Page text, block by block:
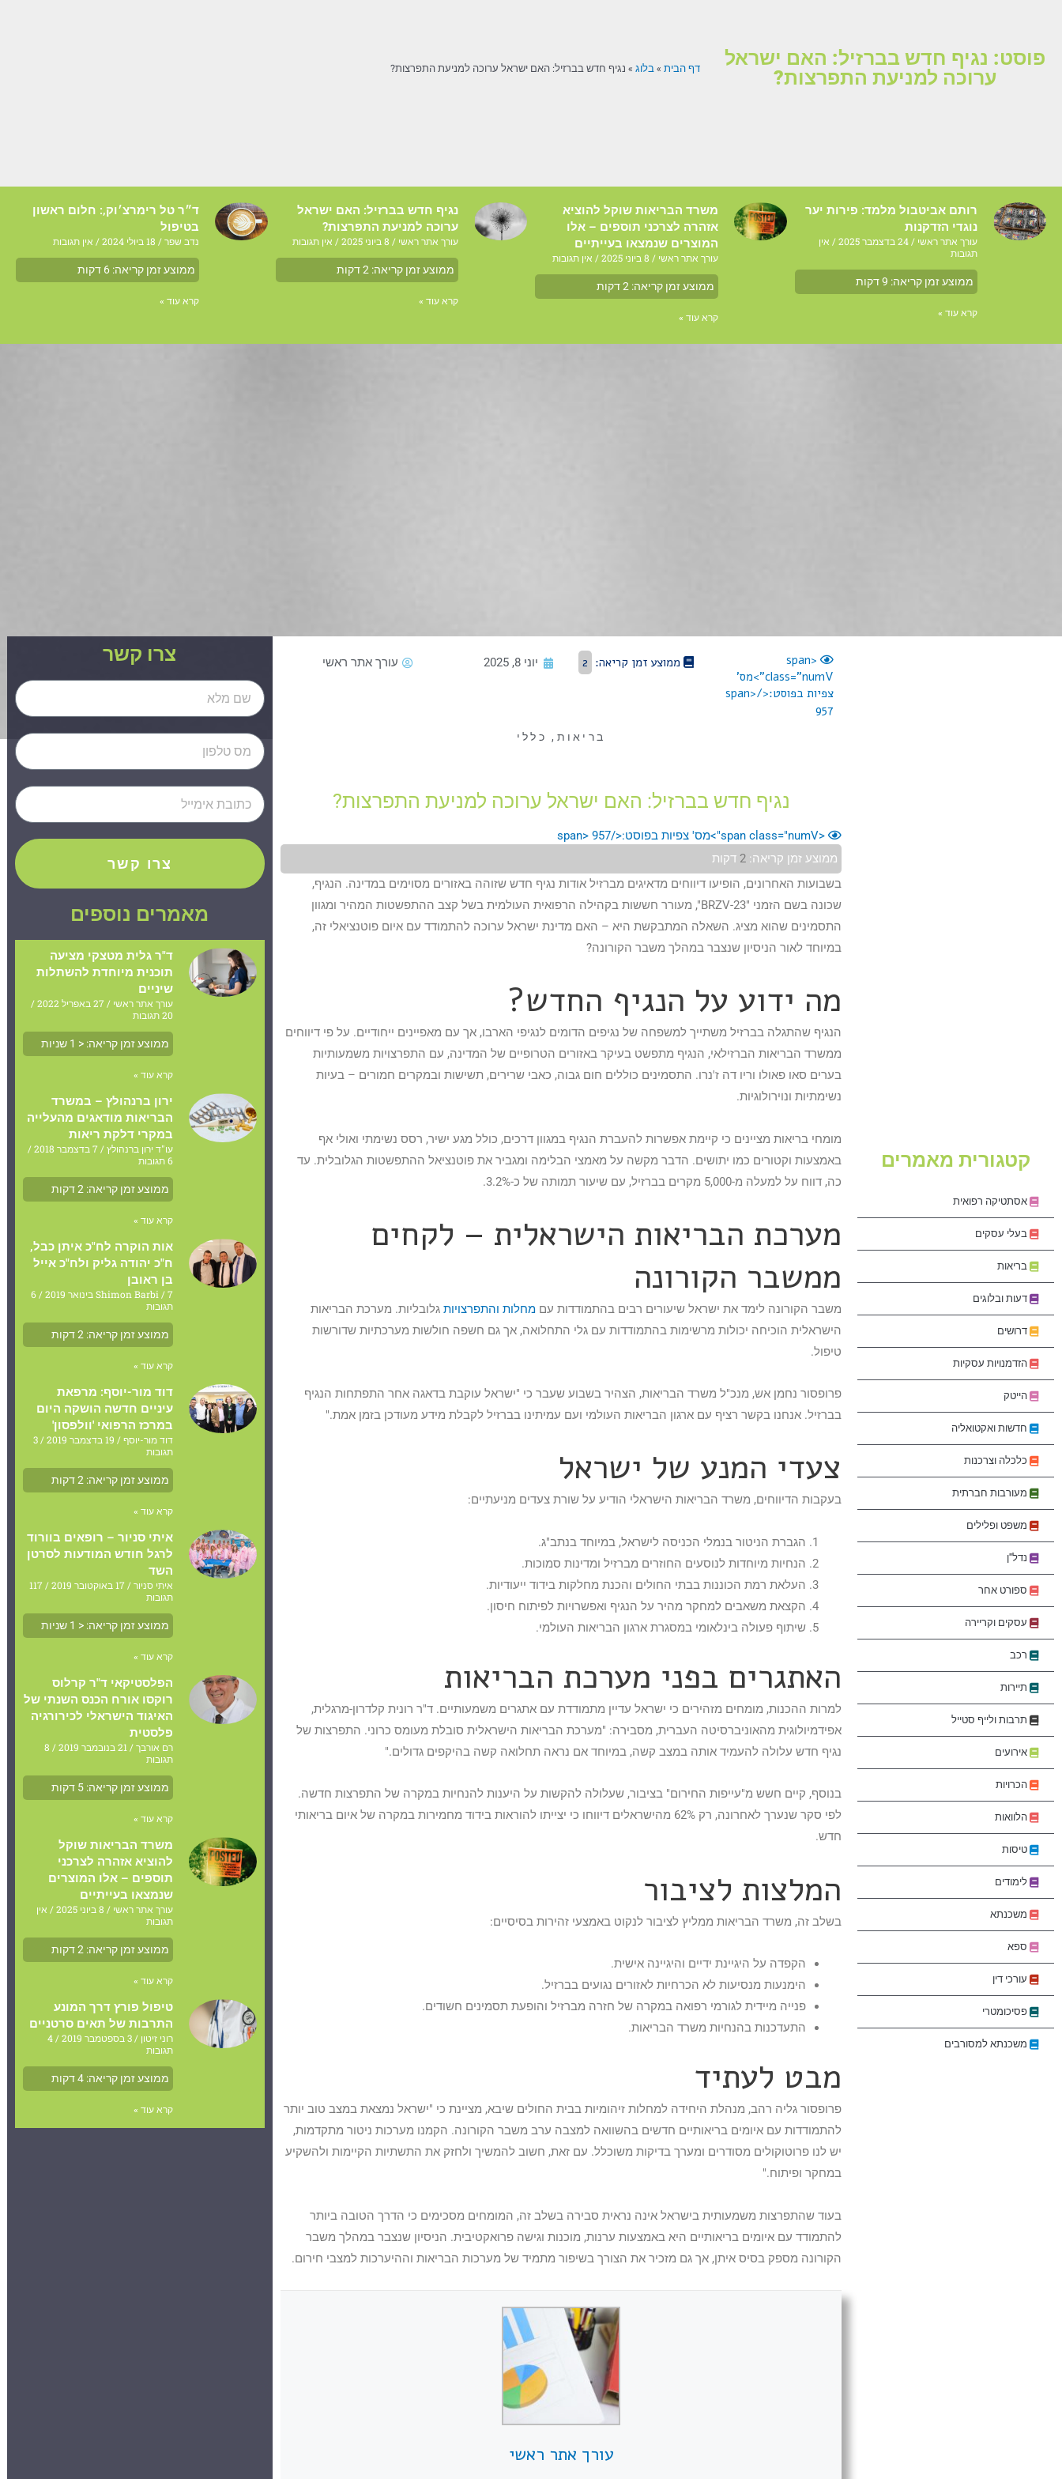
פוסט: נגיף חדש בברזיל: האם ישראל
ערוכה למניעת התפרצות?
דף הבית» בלוג» נגיף חדש בברזיל: האם ישראל ערוכה למניעת התפרצות?
רותם אביטבול מלמד: פירות יער
נוגדי הזדקנות
עורך אתר ראשי 24 בדצמבר 2025
אין
תגובות
ממוצע זמן קריאה: 9דקות
קרא עוד »
משרד הבריאות שוקל להוציא
אזהרה לצרכני תוספים – אלו
המוצרים שנמצאו בעייתיים
עורך אתר ראשי אין תגובות
ממוצע זמן קריאה: 2 דקות
קרא עוד »
נגיף חדש בברזיל: האם ישראל
ערוכה למניעת התפרצות?
עורך אתר ראשי 8 ביוני 2025 אין תגובות
ממוצע זמן קריאה: 2דקות
קרא עוד »
ד״ר טל רימרצ׳וק,: חלום ראשון
בטיפול
נדב שפר אין תגובות
ממוצע זמן קריאה: 6 דקות
קרא עוד »
קטגורית מאמרים
אסתטיקה רפואית
בעלי עסקים
בריאות
דעות ובלוגים
דרושים
הזדמנויות עסקיות
הייטק
חדשות ואקטואליה
כלכלה וצרכנות
מעורבות חברתית
משפט ופלילים
נדל"ן
ספורט אחר
עסקים וקריירה
רכב
תיירות
תרבות ולייף סטייל
אירועים
הכרויות
הלוואות
טיסות
לימודים
משכנתא
ספא
עורכי דין
פסיכומטרי
משכנתא למסורבים
<span
class="numV">מס'
צפיות בפוסט:</span>
957
ממוצע זמן קריאה: 2 יוני 8, 2025 עורך אתר ראשי
בריאות , כללי
נגיף חדש בברזיל: האם ישראל ערוכה למניעת התפרצות?
<span class="numV">מס' צפיות בפוסט:</span>
957
ממוצע זמן קריאה: 2 דקות
בשבועות האחרונים, הופיעו דיווחים מדאיגים מברזיל אודות נגיף חדש שזוהה באזורים מסוימים במדינה. הנגיף,
שכונה בשם הזמני "BRZV-23", מעורר חששות בקהילה הרפואית העולמית בשל קצב ההתפשטות המהיר ומגוון
התסמינים שהוא מציג. השאלה המתבקשת היא – האם מדינת ישראל ערוכה להתמודד עם איום פוטנציאלי זה,
במיוחד לאור הניסיון שנצבר במהלך משבר הקורונה?
מה ידוע על הנגיף החדש?
הנגיף שהתגלה בברזיל משתייך למשפחה של נגיפים הדומים לנגיפי הארבו, אך עם מאפיינים ייחודיים. על פי דיווחים
ממשרד הבריאות הברזילאי, הנגיף מתפשט בעיקר באזורים הטרופיים של המדינה, עם התפרצויות משמעותיות
בערים סאו פאולו וריו דה ז'נרו. התסמינים כוללים חום גבוה, כאבי שרירים, תשישות ובמקרים חמורים – בעיות
נשימתיות ונוירולוגיות.
מומחי בריאות מציינים כי קיימת אפשרות להעברת הנגיף במגוון דרכים, כולל מגע ישיר, רסס נשימתי ואולי אף
באמצעות וקטורים כמו יתושים. הדבר מקשה על מאמצי הבלימה ומגביר את פוטנציאל ההתפשטות הגלובלית. עד
כה, דווח על למעלה מ-5,000 מקרים בברזיל, עם שיעור תמותה של כ-3.2%.
מערכת הבריאות הישראלית – לקחים
ממשבר הקורונה
משבר הקורונה לימד את ישראל שיעורים רבים בהתמודדות עם מחלות והתפרצויותגלובליות. מערכת הבריאות
הישראלית הוכיחה יכולות מרשימות בהתמודדות עם גלי התחלואה, אך גם חשפה חולשות מערכתיות שדורשות
טיפול.
פרופסור נחמן אש, מנכ"ל משרד הבריאות, הצהיר בשבוע שעבר כי "ישראל עוקבת בדאגה אחר התפתחות הנגיף
בברזיל. אנחנו בקשר רציף עם ארגון הבריאות העולמי ועם עמיתינו בברזיל לקבלת מידע מעודכן בזמן אמת."
צעדי המנע של ישראל
בעקבות הדיווחים, משרד הבריאות הישראלי הודיע על שורת צעדים מניעתיים:
הגברת הניטור בנמלי הכניסה לישראל, במיוחד בנתב"ג.
הנחיות מיוחדות לנוסעים החוזרים מברזיל ומדינות סמוכות.
העלאת רמת הכוננות בבתי החולים והכנת מחלקות בידוד ייעודיות.
הקצאת משאבים למחקר מהיר על הנגיף ואפשרויות לפיתוח חיסון.
שיתוף פעולה בינלאומי במסגרת ארגון הבריאות העולמי.
האתגרים בפני מערכת הבריאות
למרות ההכנות, מומחים מזהירים כי ישראל עדיין מתמודדת עם אתגרים משמעותיים. ד"ר רונית קלדרון-מרגלית,
אפידמיולוגית מהאוניברסיטה העברית, מסבירה: "מערכת הבריאות הישראלית סובלת מעומס כרוני. התפרצות של
נגיף חדש עלולה להעמיד אותה במצב קשה, במיוחד אם נראה תחלואה קשה בהיקפים גדולים."
בנוסף, קיים חשש מ"עייפות החירום" בציבור, שעלולה להקשות על היענות להנחיות במקרה של התפרצות חדשה.
לפי סקר שנערך לאחרונה, רק 62% מהישראלים דיווחו כי יצייתו להוראות בידוד מחמירות במקרה של איום בריאותי
חדש.
המלצות לציבור
בשלב זה, משרד הבריאות ממליץ לציבור לנקוט באמצעי זהירות בסיסיים:
הקפדה על היגיינת ידיים והיגיינה אישית.
הימנעות מנסיעות לא הכרחיות לאזורים נגועים בברזיל.
פנייה מיידית לגורמי רפואה במקרה של חזרה מברזיל והופעת תסמינים חשודים.
התעדכנות בהנחיות משרד הבריאות.
מבט לעתיד
פרופסור גליה רהב, מנהלת היחידה למחלות זיהומיות בבית החולים שיבא, מציינת כי "ישראל נמצאת במצב טוב יותר
להתמודדות עם איומים בריאותיים חדשים בהשוואה למצבה ערב משבר הקורונה. הקמנו מערכות ניטור מתקדמות,
יש לנו פרוטוקולים מסודרים ומערך בדיקות משוכלל. עם זאת, חשוב להמשיך ולחזק את התשתיות הקיימות ולהשקיע
במחקר ופיתוח."
בעוד שהתפרצות משמעותית בישראל אינה נראית סבירה בשלב זה, המומחים מסכימים כי הדרך הטובה ביותר
להתמודד עם איומים בריאותיים היא באמצעות ערנות, מוכנות וגישה פרואקטיבית. הניסיון שנצבר במהלך משבר
הקורונה מספק בסיס איתן, אך גם מזכיר את הצורך בשיפור מתמיד של מערכות הבריאות וההיערכות למצבי חירום.
עורך אתר ראשי
צרו קשר
צרו קשר
מאמרים נוספים
ד"ר גלית מטצקי מציעה
תוכנית מיוחדת להשתלות
שיניים
עורך אתר ראשי 27 באפריל 2022
20 תגובות
ממוצע זמן קריאה: < 1 שניות
קרא עוד »
ירון ברנהולץ – במשרד
הבריאות מודאגים מהעלייה
במקרי דלקת ריאות
עו"ד ירון ברנהולץ 7 בדצמבר 2018
6 תגובות
ממוצע זמן קריאה: 2דקות
קרא עוד »
אות הוקרה לח"כ איתן כבל,
ח"כ יהודה גליק ולח"כ אייל
בן ראובן
Shimon Barbi 7 בינואר 2019
6
תגובות
ממוצע זמן קריאה: 2דקות
קרא עוד »
דוד מור-יוסף: מרפאת
עיניים חדשה הושקה היום
במרכז הרפואי 'וולפסון'
דוד מור-יוסף 19 בדצמבר 2019
3
תגובות
ממוצע זמן קריאה: 2דקות
קרא עוד »
איתי סניור – רופאים בוורוד
לרגל חודש המודעות לסרטן
השד
איתי סניור 17 באוקטובר 2019
117
תגובות
ממוצע זמן קריאה: < 1 שניות
קרא עוד »
הפלסטיקאי ד"ר קרלוס
רוקסו אורח הכנס השנתי של
האיגוד הישראלי לכירורגיה
פלסטית
רם אורבך 21 בנובמבר 2019
8
תגובות
ממוצע זמן קריאה: 5 דקות
קרא עוד »
משרד הבריאות שוקל
להוציא אזהרה לצרכני
תוספים – אלו המוצרים
שנמצאו בעייתיים
עורך אתר ראשי 8 ביוני 2025
אין
תגובות
ממוצע זמן קריאה: 2דקות
קרא עוד »
טיפול פורץ דרך המונע
התרבות של תאים סרטניים
רוני זיטון 3 בספטמבר 2019
4
תגובות
ממוצע זמן קריאה: 4דקות
קרא עוד »